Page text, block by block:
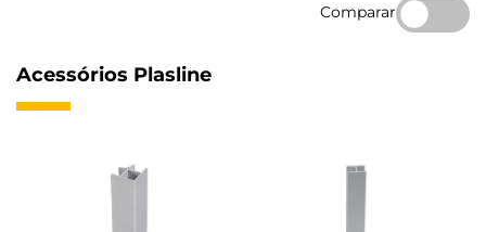
Comparar
Acessórios Plasline